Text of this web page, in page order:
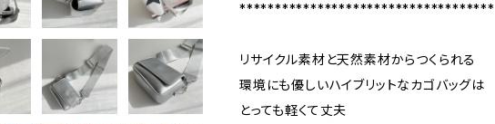
************************************
リサイクル素材と天然素材からつくられる
環境にも優しいハイブリットなカゴバッグは
とっても軽くて丈夫